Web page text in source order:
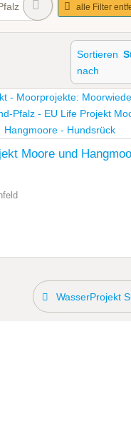
alle Filter
Sortieren
nach
Moore und
WasserProjekt